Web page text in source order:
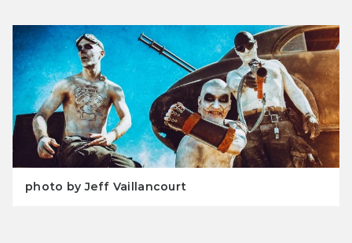
photo by Jeff Vaillancourt